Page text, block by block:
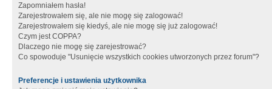
Zapomniałem hasła!
Zarejestrowałem się, ale nie mogę się zalogować!
Zarejestrowałem się kiedyś, ale nie mogę się już zalogować!
Czym jest COPPA?
Dlaczego nie mogę się zarejestrować?
Co spowoduje "Usunięcie wszystkich cookies utworzonych przez forum"?
Preferencje i ustawienia użytkownika